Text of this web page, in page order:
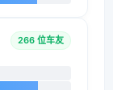
266 位车友